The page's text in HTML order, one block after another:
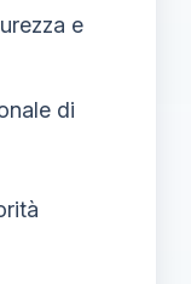
e
di